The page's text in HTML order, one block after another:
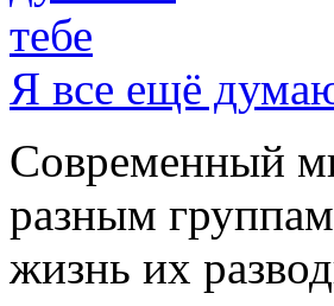
Я все ещё
Современный
разным
жизнь их